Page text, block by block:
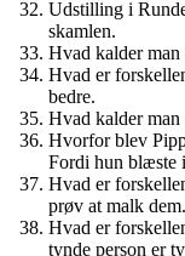
Udstilling i
skamlen.
Hvad kalder
Hvad er
bedre.
Hvad kalder man
Hvorfor blev
Fordi hun blæste
Hvad er
prøv at malk dem.
Hvad er
tynde person er